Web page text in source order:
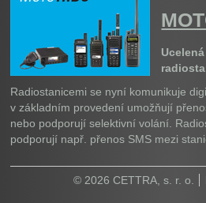
Radiostanicemi se nyní komunikuje
v základním provedení umožňují
nebo podporují selektivní volání.
podporují např. přenos SMS mezi
© 2026 CETTRA, s. r. o.